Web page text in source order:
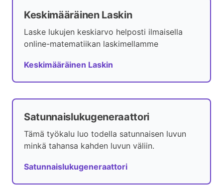
Keskimääräinen Laskin
Laske lukujen keskiarvo helposti ilmaisella
online-matematiikan laskimellamme
Keskimääräinen Laskin
Satunnaislukugeneraattori
Tämä työkalu luo todella satunnaisen luvun
minkä tahansa kahden luvun väliin.
Satunnaislukugeneraattori